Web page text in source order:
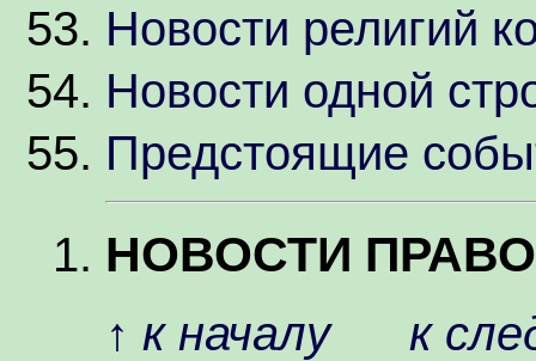
Новости религий
Новости одной
Предстоящие
НОВОСТИ
↑ к началу к